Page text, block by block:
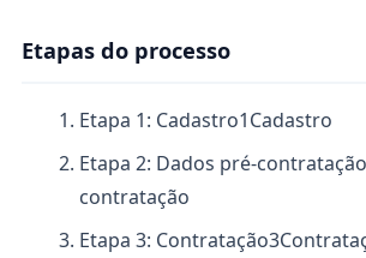
Etapas do processo
Etapa 1: Cadastro1Cadastro
Etapa 2: Dados pré-contratação
contratação
Etapa 3: Contratação3